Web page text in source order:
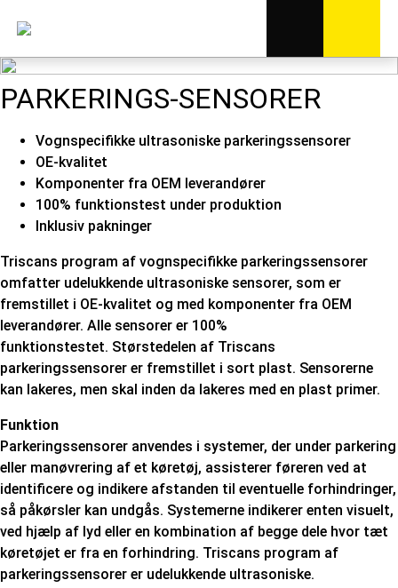
PARKERINGS-SENSORER
Vognspecifikke ultrasoniske parkeringssensorer
OE-kvalitet
Komponenter fra OEM leverandører
100% funktionstest under produktion
Inklusiv pakninger
Triscans program af vognspecifikke parkeringssensorer
omfatter udelukkende ultrasoniske sensorer, som er
fremstillet i OE-kvalitet og med komponenter fra OEM
leverandører. Alle sensorer er 100%
funktionstestet. Størstedelen af Triscans
parkeringssensorer er fremstillet i sort plast. Sensorerne
kan lakeres, men skal inden da lakeres med en plast primer.
Funktion
Parkeringssensorer anvendes i systemer, der under parkering
eller manøvrering af et køretøj, assisterer føreren ved at
identificere og indikere afstanden til eventuelle forhindringer,
så påkørsler kan undgås. Systemerne indikerer enten visuelt,
ved hjælp af lyd eller en kombination af begge dele hvor tæt
køretøjet er fra en forhindring. Triscans program af
parkeringssensorer er udelukkende ultrasoniske.